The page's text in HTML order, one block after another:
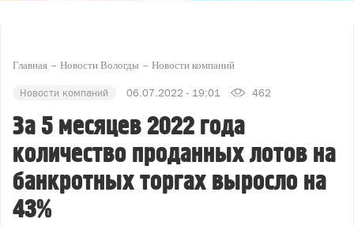
Главная Новости Вологды Новости компаний
Новости компаний 06.07.2022 - 19:01 462
За 5 месяцев 2022 года
количество проданных лотов на
банкротных торгах выросло на
43%